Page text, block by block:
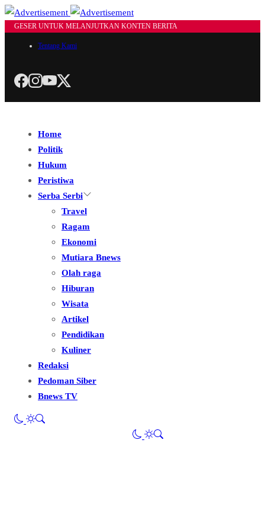
GESER UNTUK MELANJUTKAN KONTEN BERITA
Tentang Kami
Home
Politik
Hukum
Peristiwa
Serba Serbi
Travel
Ragam
Ekonomi
Mutiara Bnews
Olah raga
Hiburan
Wisata
Artikel
Pendidikan
Kuliner
Redaksi
Pedoman Siber
Bnews TV